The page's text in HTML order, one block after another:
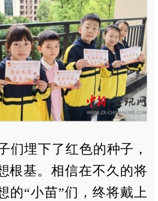
们埋下了红色的种子，
根基。相信在不久的将
的“小苗”们，终将戴上